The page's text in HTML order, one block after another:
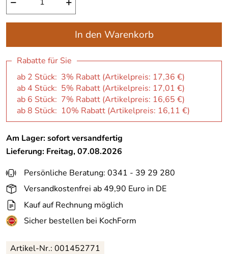
In den Warenkorb
Rabatte für Sie
ab 2 Stück: 3% Rabatt (Artikelpreis: 17,36 €)
ab 4 Stück: 5% Rabatt (Artikelpreis: 17,01 €)
ab 6 Stück: 7% Rabatt (Artikelpreis: 16,65 €)
ab 8 Stück: 10% Rabatt (Artikelpreis: 16,11 €)
Am Lager: sofort versandfertig
Lieferung: Freitag, 07.08.2026
Persönliche Beratung: 0341 - 39 29 280
Versandkostenfrei ab 49,90 Euro in DE
Kauf auf Rechnung möglich
Sicher bestellen bei KochForm
Artikel-Nr.: 001452771